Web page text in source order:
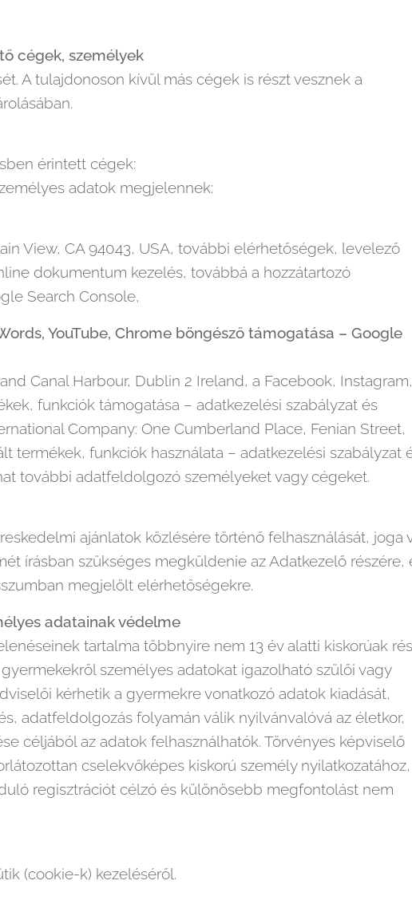
cégek, személyek
A tulajdonoson kívül más cégek is részt vesznek a
érintett cégek:
adatok megjelennek:
View, CA 94043, USA, további elérhetőségek, levelező
dokumentum kezelés, továbbá a hozzátartozó
Search Console,
YouTube, Chrome böngésző támogatása – Google
Canal Harbour, Dublin 2 Ireland, a Facebook, Instagram,
funkciók támogatása – adatkezelési szabályzat és
Company: One Cumberland Place, Fenian Street,
termékek, funkciók használata – adatkezelési szabályzat
további adatfeldolgozó személyeket vagy cégeket.
ajánlatok közlésére történő felhasználását, joga
írásban szükséges megküldenie az Adatkezelő részére,
megjelölt elérhetőségekre.
adatainak védelme
tartalma többnyire nem 13 év alatti kiskorúak
személyes adatokat igazolható szülői vagy
kérhetik a gyermekre vonatkozó adatok kiadását,
adatfeldolgozás folyamán válik nyilvánvalóvá az életkor,
céljából az adatok felhasználhatók. Törvényes képviselő
cselekvőképes kiskorú személy nyilatkozatához,
regisztrációt célzó és különösebb megfontolást nem
(cookie-k) kezeléséről.